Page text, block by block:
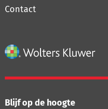
Contact
Blijf op de hoogte